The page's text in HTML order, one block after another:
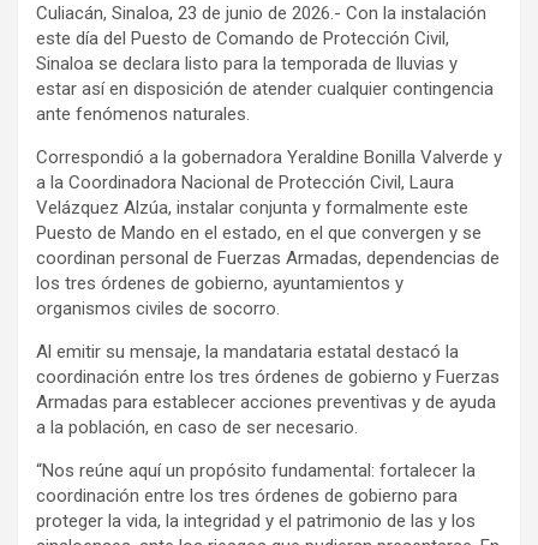
Culiacán, Sinaloa, 23 de junio de 2026.- Con la instalación
este día del Puesto de Comando de Protección Civil,
Sinaloa se declara listo para la temporada de lluvias y
estar así en disposición de atender cualquier contingencia
ante fenómenos naturales.
Correspondió a la gobernadora Yeraldine Bonilla Valverde y
a la Coordinadora Nacional de Protección Civil, Laura
Velázquez Alzúa, instalar conjunta y formalmente este
Puesto de Mando en el estado, en el que convergen y se
coordinan personal de Fuerzas Armadas, dependencias de
los tres órdenes de gobierno, ayuntamientos y
organismos civiles de socorro.
Al emitir su mensaje, la mandataria estatal destacó la
coordinación entre los tres órdenes de gobierno y Fuerzas
Armadas para establecer acciones preventivas y de ayuda
a la población, en caso de ser necesario.
“Nos reúne aquí un propósito fundamental: fortalecer la
coordinación entre los tres órdenes de gobierno para
proteger la vida, la integridad y el patrimonio de las y los